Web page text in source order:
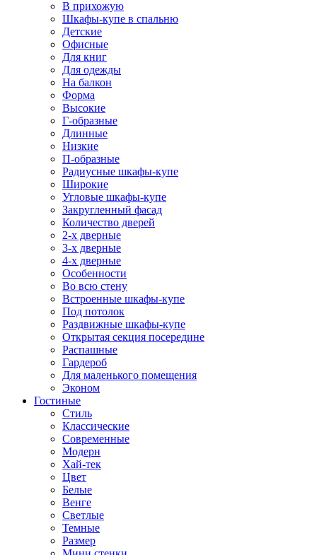
В прихожую
Шкафы-купе в спальню
Детские
Офисные
Для книг
Для одежды
На балкон
Форма
Высокие
Г-образные
Длинные
Низкие
П-образные
Радиусные шкафы-купе
Широкие
Угловые шкафы-купе
Закругленный фасад
Количество дверей
2-х дверные
3-х дверные
4-х дверные
Особенности
Во всю стену
Встроенные шкафы-купе
Под потолок
Раздвижные шкафы-купе
Открытая секция посередине
Распашные
Гардероб
Для маленького помещения
Эконом
Гостиные
Стиль
Классические
Современные
Модерн
Хай-тек
Цвет
Белые
Венге
Светлые
Темные
Размер